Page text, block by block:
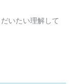
いたい理解して